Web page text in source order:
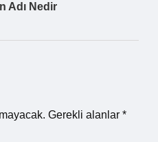
Adı Nedir
Gerekli alanlar *